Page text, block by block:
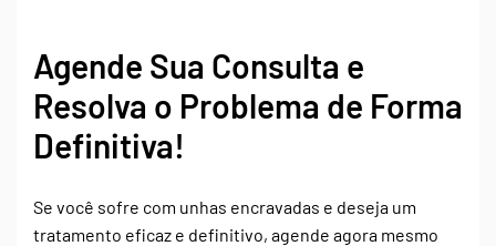
Agende Sua Consulta e
Resolva o Problema de Forma
Definitiva!
Se você sofre com unhas encravadas e deseja um
tratamento eficaz e definitivo, agende agora mesmo